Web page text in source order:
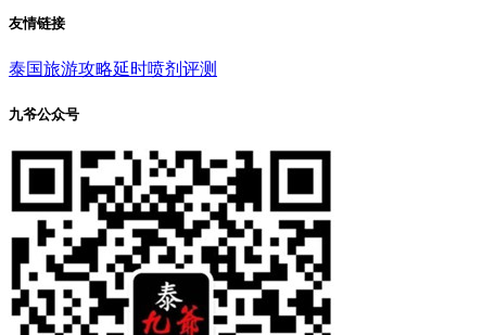
友情链接
泰国旅游攻略延时喷剂评测
九爷公众号